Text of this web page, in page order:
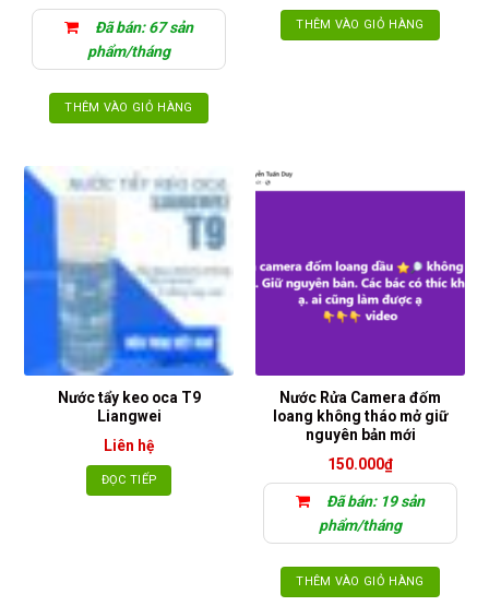
Đã bán: 67 sản
phẩm/tháng
THÊM VÀO GIỎ HÀNG
THÊM VÀO GIỎ HÀNG
Nước tẩy keo oca T9
Liangwei
Liên hệ
ĐỌC TIẾP
Nước Rửa Camera đốm
loang không tháo mở giữ
nguyên bản mới
150.000₫
Đã bán: 19 sản
phẩm/tháng
THÊM VÀO GIỎ HÀNG